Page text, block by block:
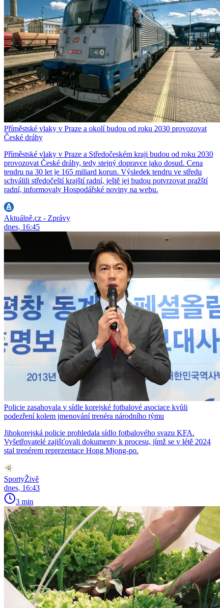
Příměstské vlaky v Praze a okolí budou od roku 2030 provozovat
České dráhy
Příměstské vlaky v Praze a Středočeském kraji budou od roku 2030
provozovat České dráhy, tedy stejný dopravce jako dosud. Cena
tendru na 30 let je 165 miliard korun. Výsledek tendru ve středu
schválili středočeští krajští radní, ještě jej budou potvrzovat pražští
radní, informovaly Hospodářské noviny na webu.
Aktuálně.cz - Zprávy
dnes, 16:45
Policie zasahovala v sídle korejské fotbalové asociace kvůli
podezření kolem jmenování trenéra národního týmu
Jihokorejská policie prohledala sídlo fotbalového svazu KFA.
Vyšetřovatelé zajišťovali dokumenty k procesu, jímž se v létě 2024
stal trenérem reprezentace Hong Mjong-po.
SportyŽivě
dnes, 16:43
3 min